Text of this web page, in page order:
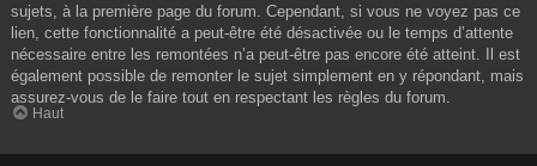
sujets, à la première page du forum. Cependant, si vous ne voyez pas ce
lien, cette fonctionnalité a peut-être été désactivée ou le temps d’attente
nécessaire entre les remontées n’a peut-être pas encore été atteint. Il est
également possible de remonter le sujet simplement en y répondant, mais
assurez-vous de le faire tout en respectant les règles du forum.
Haut